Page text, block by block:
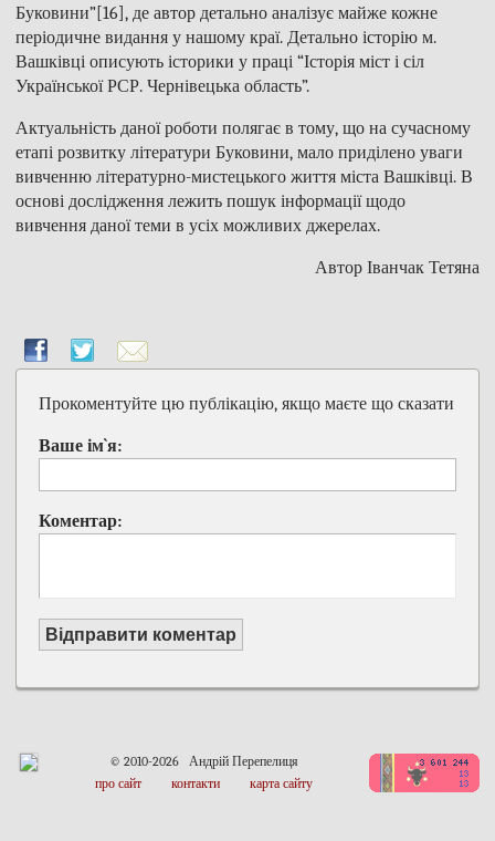
Буковини”[16], де автор детально аналізує майже кожне
періодичне видання у нашому краї. Детально історію м.
Вашківці описують історики у праці “Історія міст і сіл
Української РСР. Чернівецька область”.
Актуальність даної роботи полягає в тому, що на сучасному
етапі розвитку літератури Буковини, мало приділено уваги
вивченню літературно-мистецького життя міста Вашківці. В
основі дослідження лежить пошук інформації щодо
вивчення даної теми в усіх можливих джерелах.
Автор Іванчак Тетяна
Прокоментуйте цю публікацію, якщо маєте що сказати
Ваше ім`я:
Коментар:
Відправити коментар
© 2010-2026 Андрій Перепелиця
про сайт
контакти карта сайту